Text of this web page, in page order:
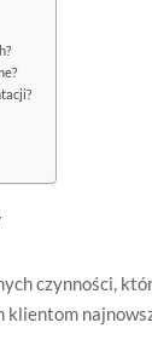
czynności,
klientom